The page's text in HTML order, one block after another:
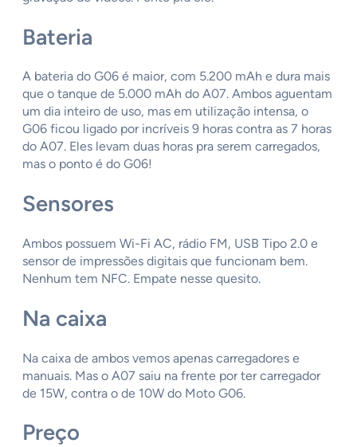
Bateria
A bateria do G06 é maior, com 5.200 mAh e dura mais
que o tanque de 5.000 mAh do A07. Ambos aguentam
um dia inteiro de uso, mas em utilização intensa, o
G06 ficou ligado por incríveis 9 horas contra as 7 horas
do A07. Eles levam duas horas pra serem carregados,
mas o ponto é do G06!
Sensores
Ambos possuem Wi-Fi AC, rádio FM, USB Tipo 2.0 e
sensor de impressões digitais que funcionam bem.
Nenhum tem NFC. Empate nesse quesito.
Na caixa
Na caixa de ambos vemos apenas carregadores e
manuais. Mas o A07 saiu na frente por ter carregador
de 15W, contra o de 10W do Moto G06.
Preço